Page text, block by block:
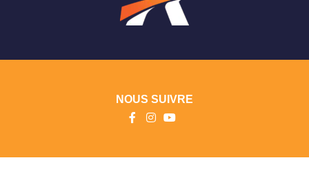
NOUS SUIVRE